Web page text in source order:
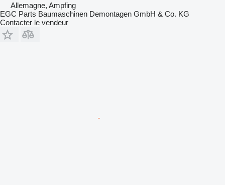
Allemagne, Ampfing
EGC Parts Baumaschinen Demontagen GmbH & Co. KG
Contacter le vendeur